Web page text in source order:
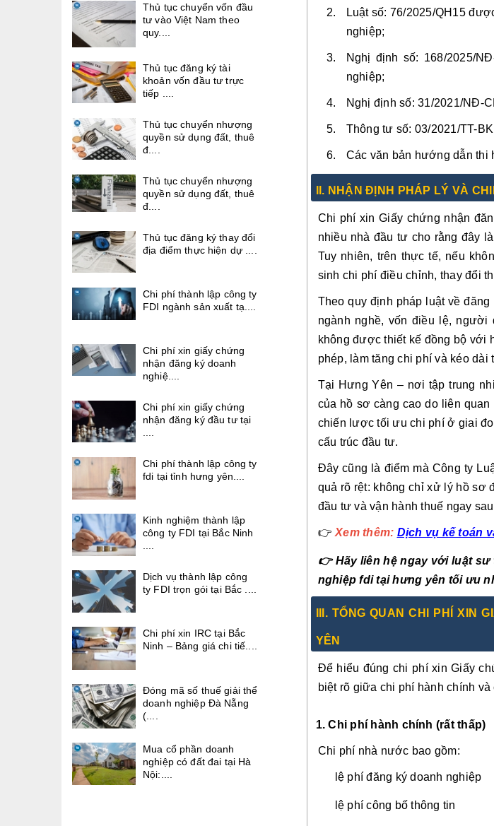
Luật số: 76/2025/QH15
nghiệp;
Nghị định số: 168/2025/
nghiệp;
Nghị định số: 31/2021/NĐ-
Thông tư số: 03/2021/TT-
Các văn bản hướng dẫn thi
II. NHẬN ĐỊNH PHÁP LÝ VÀ
Chi phí xin Giấy chứng nhận
nhiều nhà đầu tư cho rằng đây
Tuy nhiên, trên thực tế, nếu
sinh chi phí điều chỉnh, thay đổi
Theo quy định pháp luật về
ngành nghề, vốn điều lệ,
không được thiết kế đồng bộ với
phép, làm tăng chi phí và kéo dài
Tại Hưng Yên – nơi tập trung
của hồ sơ càng cao do liên
chiến lược tối ưu chi phí ở giai
cấu trúc đầu tư.
Đây cũng là điểm mà Công ty
quả rõ rệt: không chỉ xử lý hồ sơ
đầu tư và vận hành thuế ngay
👉 Xem thêm: Dịch vụ kế toán
👉 Hãy liên hệ ngay với luật sư
nghiệp fdi tại hưng yên tối ưu
III. TỔNG QUAN CHI PHÍ XIN
YÊN
Để hiểu đúng chi phí xin Giấy
biệt rõ giữa chi phí hành chính
1. Chi phí hành chính (rất thấp)
Chi phí nhà nước bao gồm:
lệ phí đăng ký doanh nghiệp
lệ phí công bố thông tin
Thủ tục chuyển vốn đầu
tư vào Việt Nam theo
quy....
Thủ tục đăng ký tài
khoản vốn đầu tư trực
tiếp ....
Thủ tục chuyển nhượng
quyền sử dụng đất, thuê
đ....
Thủ tục chuyển nhượng
quyền sử dụng đất, thuê
đ....
Thủ tục đăng ký thay đổi
địa điểm thực hiện dự ....
Chi phí thành lập công ty
FDI ngành sản xuất tạ....
Chi phí xin giấy chứng
nhận đăng ký doanh
nghiệ....
Chi phí xin giấy chứng
nhận đăng ký đầu tư tại
Chi phí thành lập công ty
fdi tại tỉnh hưng yên....
Kinh nghiệm thành lập
công ty FDI tại Bắc Ninh
Dịch vụ thành lập công
ty FDI trọn gói tại Bắc ....
Chi phí xin IRC tại Bắc
Ninh – Bảng giá chi tiế....
Đóng mã số thuế giải thể
doanh nghiệp Đà Nẵng
(....
Mua cổ phần doanh
nghiệp có đất đai tại Hà
Nội:....